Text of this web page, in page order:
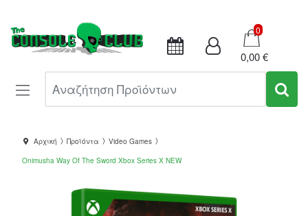
Καλάθι
0
0,00 €
Αρχική Προϊόντα
Video Games
Onimusha Way Of The Sword Xbox Series X NEW